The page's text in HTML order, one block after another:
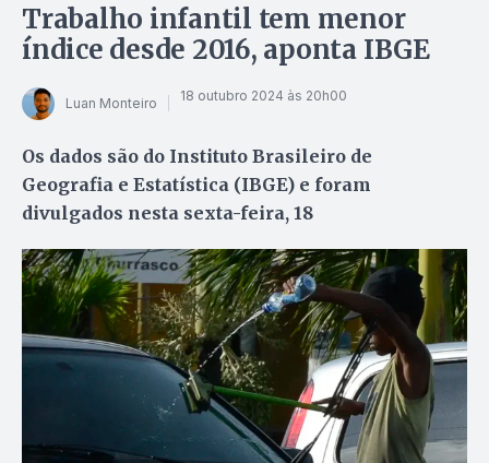
Trabalho infantil tem menor
índice desde 2016, aponta IBGE
Luan Monteiro 18 outubro 2024 às 20h00
Os dados são do Instituto Brasileiro de
Geografia e Estatística (IBGE) e foram
divulgados nesta sexta-feira, 18